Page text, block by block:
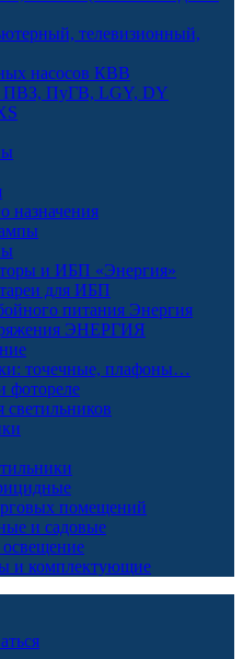
телевизионный,
насосов КВВ
ПВЗ, ПуГВ, LGY, DY
назначения
и ИБП «Энергия»
для ИБП
питания Энергия
ЭНЕРГИЯ
точечные, плафоны…
фотореле
помещений
и садовые
и комплектующие